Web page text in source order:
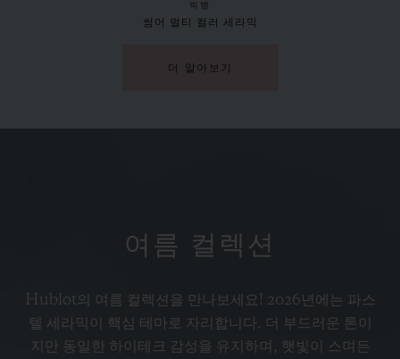
CAD 19,100 •
빅뱅
썸머 멀티 컬러 세라믹
더 알아보기
여름 컬렉션
Hublot의 여름 컬렉션을 만나보세요! 2026년에는 파스
텔 세라믹이 핵심 테마로 자리합니다. 더 부드러운 톤이
지만 동일한 하이테크 감성을 유지하며, 햇빛이 스며든